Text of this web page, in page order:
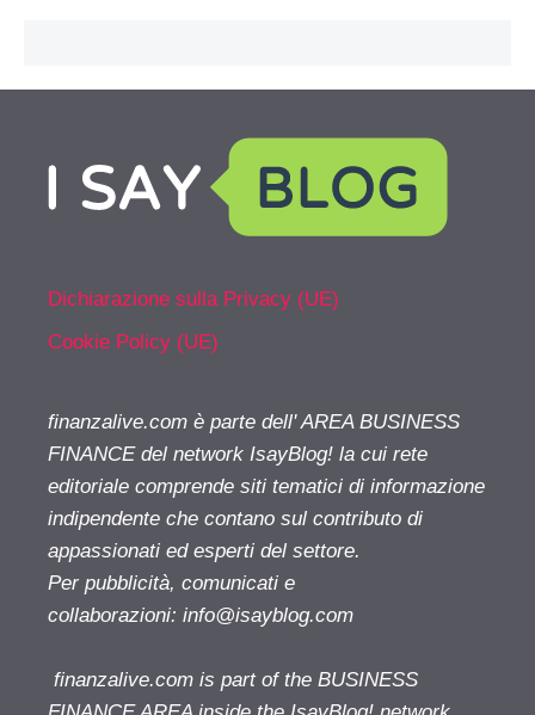
Dichiarazione sulla Privacy (UE)
Cookie Policy (UE)
finanzalive.com è parte dell' AREA BUSINESS
FINANCE del network IsayBlog! la cui rete
editoriale comprende siti tematici di informazione
indipendente che contano sul contributo di
appassionati ed esperti del settore.
Per pubblicità, comunicati e
collaborazioni: info@isayblog.com
finanzalive.com is part of the BUSINESS